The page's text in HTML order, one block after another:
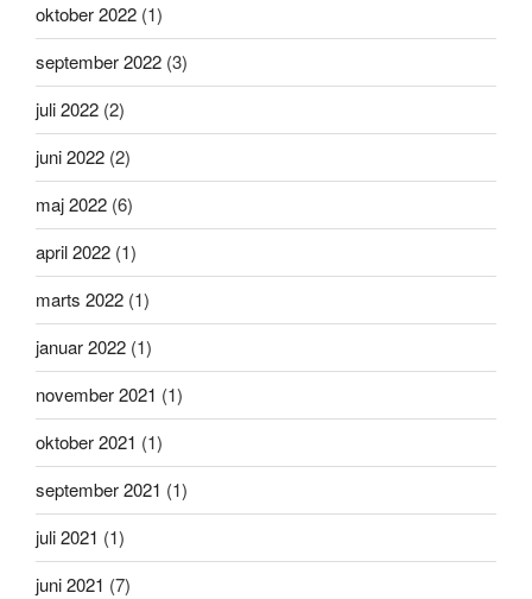
oktober 2022 (1)
september 2022 (3)
juli 2022 (2)
juni 2022 (2)
maj 2022 (6)
april 2022 (1)
marts 2022 (1)
januar 2022 (1)
november 2021 (1)
oktober 2021 (1)
september 2021 (1)
juli 2021 (1)
juni 2021 (7)